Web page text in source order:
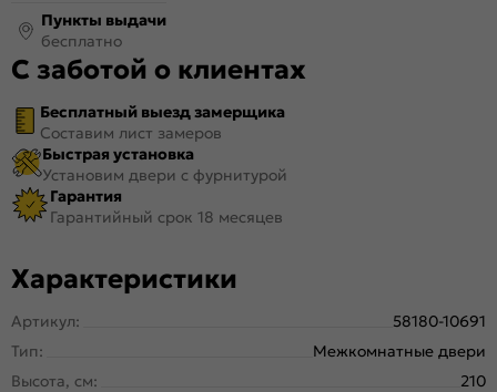
Пункты выдачи
бесплатно
С заботой о клиентах
Бесплатный выезд замерщика
Составим лист замеров
Быстрая установка
Установим двери с фурнитурой
Гарантия
Гарантийный срок 18 месяцев
Характеристики
Артикул:
58180-10691
Тип:
Межкомнатные двери
Высота, см:
210